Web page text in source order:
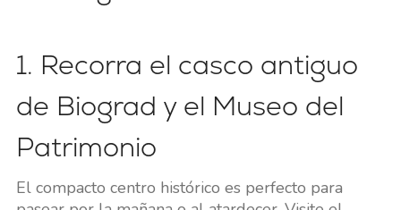
1. Recorra el casco antiguo
de Biograd y el Museo del
Patrimonio
El compacto centro histórico es perfecto para